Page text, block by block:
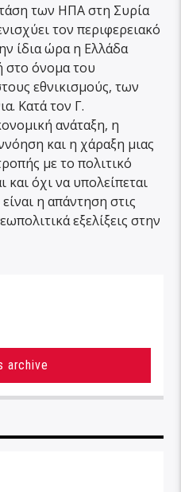
των ΗΠΑ στη Συρία
τον περιφερειακό
ίδια ώρα η Ελλάδα
στο όνομα του
εθνικισμούς, των
Κατά τον Γ.
ανάταξη, η
και η χάραξη μιας
με το πολιτικό
και όχι να υπολείπεται
η απάντηση στις
εξελίξεις στην
archive